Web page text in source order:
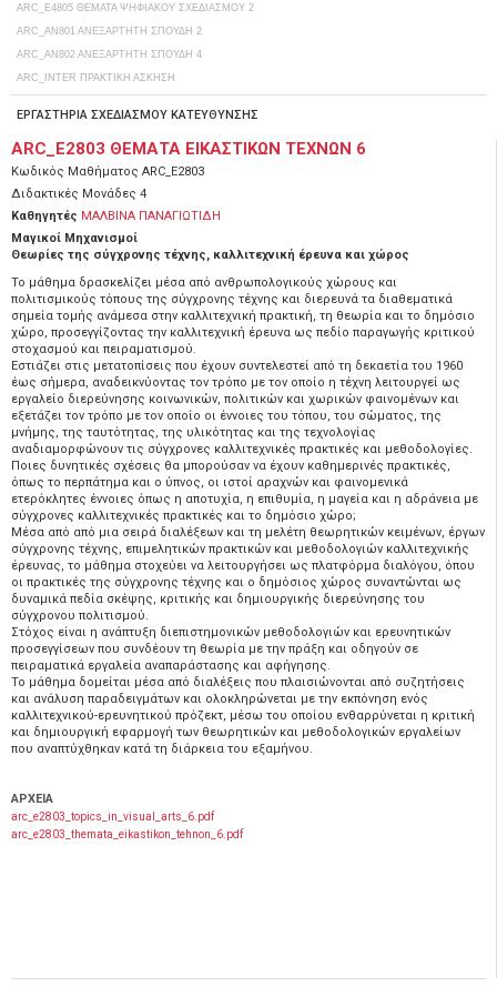
ARC_E4805 ΘΕΜΑΤΑ ΨΗΦΙΑΚΟΥ ΣΧΕΔΙΑΣΜΟΥ 2
ARC_ΑΝ801 ΑΝΕΞΑΡΤΗΤΗ ΣΠΟΥΔΗ 2
ARC_ΑΝ802 ΑΝΕΞΑΡΤΗΤΗ ΣΠΟΥΔΗ 4
ARC_ΙΝΤΕR ΠΡΑΚΤΙΚΗ ΑΣΚΗΣΗ
ΕΡΓΑΣΤΗΡΙΑ ΣΧΕΔΙΑΣΜΟΥ ΚΑΤΕΥΘΥΝΣΗΣ
ARC_E2803 ΘΕΜΑΤΑ ΕΙΚΑΣΤΙΚΩΝ ΤΕΧΝΩΝ 6
Κωδικός Μαθήματος ARC_E2803
Διδακτικές Μονάδες 4
Καθηγητές ΜΑΛΒΙΝΑ ΠΑΝΑΓΙΩΤΙΔΗ
Μαγικοί Μηχανισμοί
Θεωρίες της σύγχρονης τέχνης, καλλιτεχνική έρευνα και χώρος
Το μάθημα δρασκελίζει μέσα από ανθρωπολογικούς χώρους και
πολιτισμικούς τόπους της σύγχρονης τέχνης και διερευνά τα διαθεματικά
σημεία τομής ανάμεσα στην καλλιτεχνική πρακτική, τη θεωρία και το δημόσιο
χώρο, προσεγγίζοντας την καλλιτεχνική έρευνα ως πεδίο παραγωγής κριτικού
στοχασμού και πειραματισμού.
Εστιάζει στις μετατοπίσεις που έχουν συντελεστεί από τη δεκαετία του 1960
έως σήμερα, αναδεικνύοντας τον τρόπο με τον οποίο η τέχνη λειτουργεί ως
εργαλείο διερεύνησης κοινωνικών, πολιτικών και χωρικών φαινομένων και
εξετάζει τον τρόπο με τον οποίο οι έννοιες του τόπου, του σώματος, της
μνήμης, της ταυτότητας, της υλικότητας και της τεχνολογίας
αναδιαμορφώνουν τις σύγχρονες καλλιτεχνικές πρακτικές και μεθοδολογίες.
Ποιες δυνητικές σχέσεις θα μπορούσαν να έχουν καθημερινές πρακτικές,
όπως το περπάτημα και ο ύπνος, οι ιστοί αραχνών και φαινομενικά
ετερόκλητες έννοιες όπως η αποτυχία, η επιθυμία, η μαγεία και η αδράνεια με
σύγχρονες καλλιτεχνικές πρακτικές και το δημόσιο χώρο;
Μέσα από από μια σειρά διαλέξεων και τη μελέτη θεωρητικών κειμένων, έργων
σύγχρονης τέχνης, επιμελητικών πρακτικών και μεθοδολογιών καλλιτεχνικής
έρευνας, το μάθημα στοχεύει να λειτουργήσει ως πλατφόρμα διαλόγου, όπου
οι πρακτικές της σύγχρονης τέχνης και ο δημόσιος χώρος συναντώνται ως
δυναμικά πεδία σκέψης, κριτικής και δημιουργικής διερεύνησης του
σύγχρονου πολιτισμού.
Στόχος είναι η ανάπτυξη διεπιστημονικών μεθοδολογιών και ερευνητικών
προσεγγίσεων που συνδέουν τη θεωρία με την πράξη και οδηγούν σε
πειραματικά εργαλεία αναπαράστασης και αφήγησης.
Το μάθημα δομείται μέσα από διαλέξεις που πλαισιώνονται από συζητήσεις
και ανάλυση παραδειγμάτων και ολοκληρώνεται με την εκπόνηση ενός
καλλιτεχνικού-ερευνητικού πρόζεκτ, μέσω του οποίου ενθαρρύνεται η κριτική
και δημιουργική εφαρμογή των θεωρητικών και μεθοδολογικών εργαλείων
που αναπτύχθηκαν κατά τη διάρκεια του εξαμήνου.
ΑΡΧΕΙΑ
arc_e2803_topics_in_visual_arts_6.pdf
arc_e2803_themata_eikastikon_tehnon_6.pdf